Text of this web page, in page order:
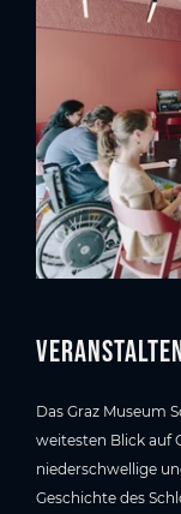
Das Graz Museum
weitesten Blick auf
niederschwellige
Geschichte des